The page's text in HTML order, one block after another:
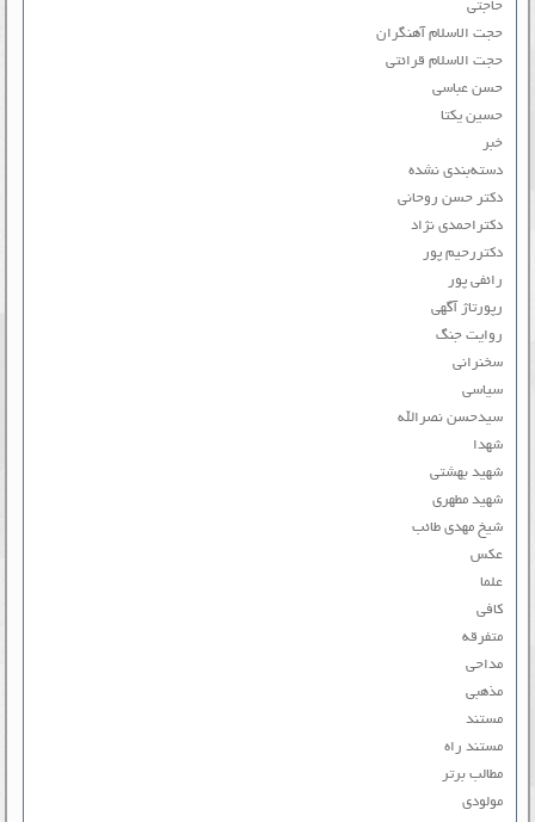
حاجتی
حجت الاسلام آهنگران
حجت الاسلام قرائتی
حسن عباسی
حسین یکتا
خبر
دسته‌بندی نشده
دکتر حسن روحانی
دکتراحمدی نژاد
دکتررحیم پور
رائفی پور
رپورتاژ آگهی
روایت جنگ
سخنرانی
سیاسی
سیدحسن نصرالله
شهدا
شهید بهشتی
شهید مطهری
شیخ مهدی طائب
عکس
علما
کافی
متفرقه
مداحی
مذهبی
مستند
مستند راه
مطالب برتر
مولودی